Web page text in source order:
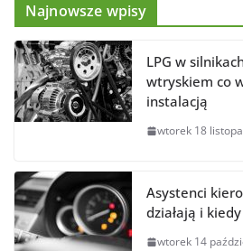
Najnowsze wpisy
LPG w
wtryskiem co
instalacją
wtorek 18
Asystenci
działają i
wtorek 14